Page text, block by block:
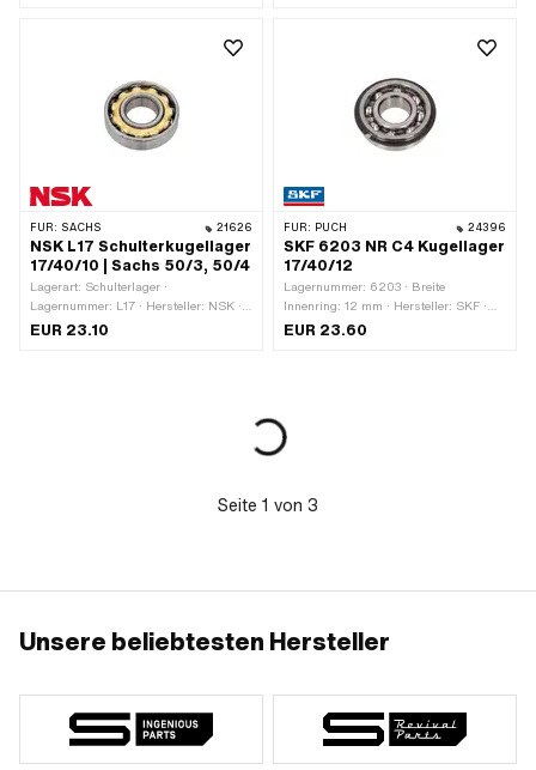
Lagerart: Rillenkugellager · Breite: 12
mm · Ø aussen: 47 mm · Ø innen: 20
mm · Ø aussen: 40 mm · Ø innen: 17
FÜR: SACHS 21626
NSK L17 Schulterkugellager
17/40/10 | Sachs 50/3, 50/4
Lagerart: Schulterlager ·
Lagernummer: L17 · Hersteller: NSK ·
Ø innen: 17 mm · Ø aussen: 40 mm ·
EUR 23.10
FÜR: PUCH 24396
SKF 6203 NR C4 Kugellager
17/40/12
Lagernummer: 6203 · Breite
Innenring: 12 mm · Hersteller: SKF ·
Lagerluft: C4 · Lagerkäfig:
EUR 23.60
Seite 1 von 3
Unsere beliebtesten Hersteller